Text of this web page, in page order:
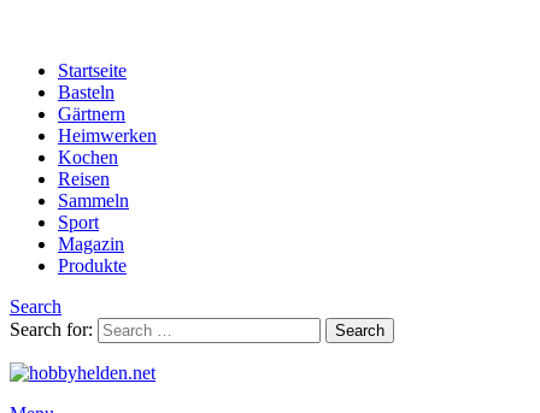
Startseite
Basteln
Gärtnern
Heimwerken
Kochen
Reisen
Sammeln
Sport
Magazin
Produkte
Search
Search for:
Search